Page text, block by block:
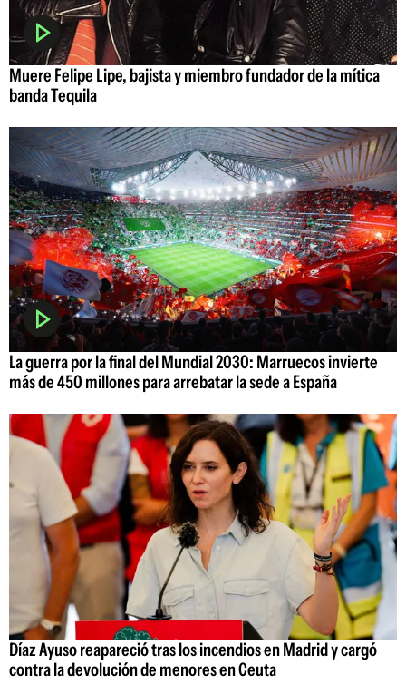
Muere Felipe Lipe, bajista y miembro fundador de la mítica
banda Tequila
La guerra por la final del Mundial 2030: Marruecos invierte
más de 450 millones para arrebatar la sede a España
Díaz Ayuso reapareció tras los incendios en Madrid y cargó
contra la devolución de menores en Ceuta